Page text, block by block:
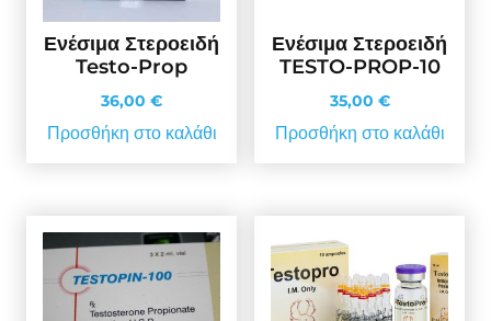
Ενέσιμα Στεροειδή
Testo-Prop
36,00 €
Προσθήκη στο καλάθι
Ενέσιμα Στεροειδή
TESTO-PROP-10
35,00 €
Προσθήκη στο καλάθι